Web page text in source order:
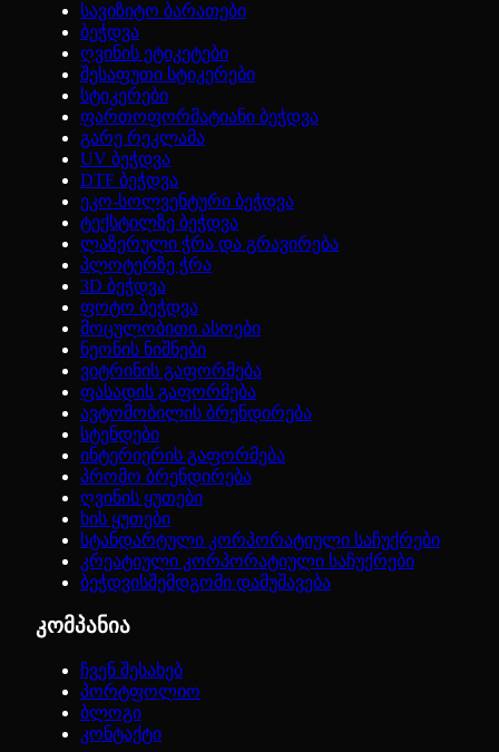
სავიზიტო ბარათები
ბეჭდვა
ღვინის ეტიკეტები
შესაფუთი სტიკერები
სტიკერები
ფართოფორმატიანი ბეჭდვა
გარე რეკლამა
UV ბეჭდვა
DTF ბეჭდვა
ეკო-სოლვენტური ბეჭდვა
ტექსტილზე ბეჭდვა
ლაზერული ჭრა და გრავირება
პლოტერზე ჭრა
3D ბეჭდვა
ფოტო ბეჭდვა
მოცულობითი ასოები
ნეონის ნიშნები
ვიტრინის გაფორმება
ფასადის გაფორმება
ავტომობილის ბრენდირება
სტენდები
ინტერიერის გაფორმება
პრომო ბრენდირება
ღვინის ყუთები
ხის ყუთები
სტანდარტული კორპორატიული საჩუქრები
კრეატიული კორპორატიული საჩუქრები
ბეჭდვისშემდგომი დამუშავება
კომპანია
ჩვენ შესახებ
პორტფოლიო
ბლოგი
კონტაქტი